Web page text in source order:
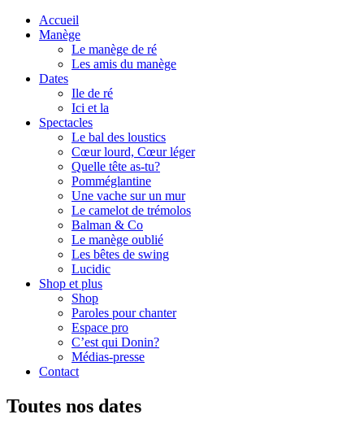
Accueil
Manège
Le manège de ré
Les amis du manège
Dates
Ile de ré
Ici et la
Spectacles
Le bal des loustics
Cœur lourd, Cœur léger
Quelle tête as-tu?
Pomméglantine
Une vache sur un mur
Le camelot de trémolos
Balman & Co
Le manège oublié
Les bêtes de swing
Lucidic
Shop et plus
Shop
Paroles pour chanter
Espace pro
C’est qui Donin?
Médias-presse
Contact
Toutes nos dates